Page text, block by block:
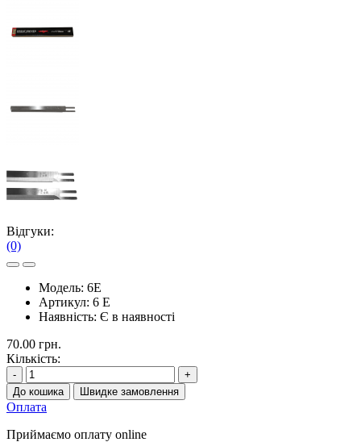
Відгуки:
(0)
Модель: 6E
Артикул: 6 E
Наявність: Є в наявності
70.00 грн.
Кількість:
-
+
До кошика
Швидке замовлення
Оплата
Приймаємо оплату online